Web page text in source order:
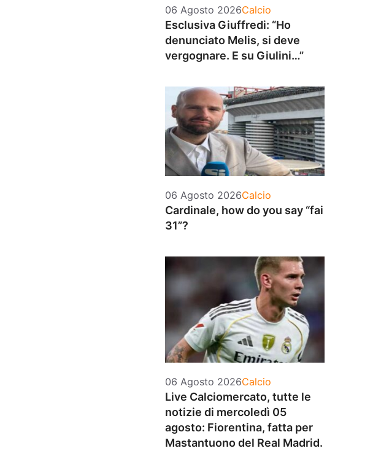
06 Agosto 2026Categorie
Calcio
Esclusiva Giuffredi: “Ho
denunciato Melis, si deve
vergognare. E su Giulini…”
06 Agosto 2026Categorie
Calcio
Cardinale, how do you say “fai
31”?
06 Agosto 2026Categorie
Calcio
Live Calciomercato, tutte le
notizie di mercoledì 05
agosto: Fiorentina, fatta per
Mastantuono del Real Madrid.